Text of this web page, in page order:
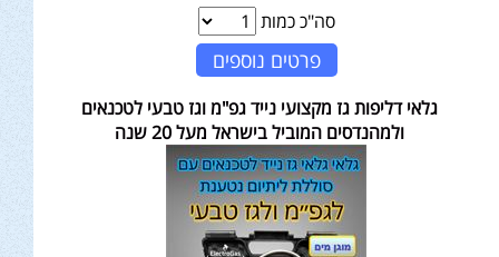
סה"כ כמות
פרטים נוספים
גלאי דליפות גז מקצועי נייד גפ"מ וגז טבעי לטכנאים
ולמהנדסים המוביל בישראל מעל 20 שנה